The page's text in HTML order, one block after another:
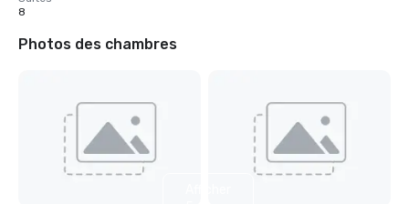
8
Photos des chambres